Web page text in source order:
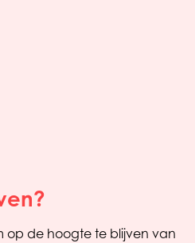
op de hoogte te blijven van